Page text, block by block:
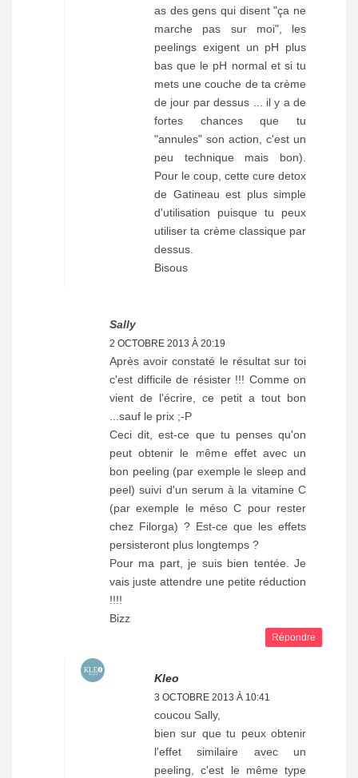
as des gens qui disent "ça ne
marche pas sur moi", les
peelings exigent un pH plus
bas que le pH normal et si tu
mets une couche de ta crème
de jour par dessus ... il y a de
fortes chances que tu
"annules" son action, c'est un
peu technique mais bon).
Pour le coup, cette cure detox
de Gatineau est plus simple
d'utilisation puisque tu peux
utiliser ta crème classique par
dessus.
Bisous
Sally
2 OCTOBRE 2013 À 20:19
Après avoir constaté le résultat sur toi
c'est difficile de résister !!! Comme on
vient de l'écrire, ce petit a tout bon
...sauf le prix ;-P
Ceci dit, est-ce que tu penses qu'on
peut obtenir le même effet avec un
bon peeling (par exemple le sleep and
peel) suivi d'un serum à la vitamine C
(par exemple le méso C pour rester
chez Filorga) ? Est-ce que les effets
persisteront plus longtemps ?
Pour ma part, je suis bien tentée. Je
vais juste attendre une petite réduction
!!!!
Bizz
Répondre
Kleo
3 OCTOBRE 2013 À 10:41
coucou Sally,
bien sur que tu peux obtenir
l'effet similaire avec un
peeling, c'est le même type